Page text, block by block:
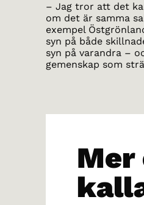
– Jag tror att det
om det är samma
exempel
syn på både
syn på varandra –
gemenskap som
Mer